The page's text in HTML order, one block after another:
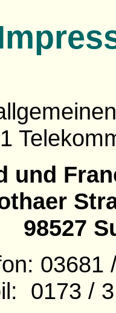
und
98527
03681
0173 /